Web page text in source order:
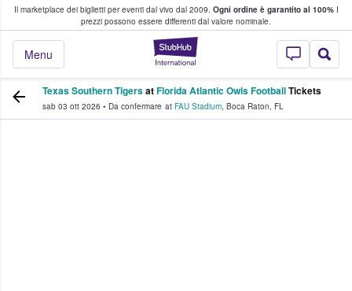
Il marketplace dei biglietti per eventi dal vivo dal 2009. Ogni ordine è garantito al 100%I
prezzi possono essere differenti dal valore nominale.
StubHub - Dove
Menu
fan comprano e vendono biglietti
Texas Southern TigersatFlorida Atlantic Owls FootballTickets
sab 03 ott 2026 • Da confermare at FAU Stadium, Boca Raton, FL